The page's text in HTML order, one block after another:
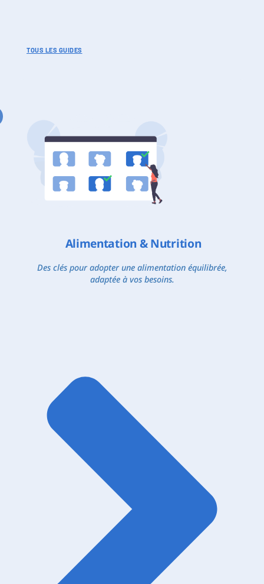
TOUS LES GUIDES
Alimentation & Nutrition
Des clés pour adopter une alimentation équilibrée,
adaptée à vos besoins.